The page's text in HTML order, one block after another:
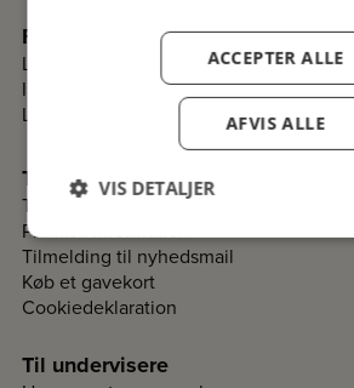
Folkeuniversitetskomitéer
Lav en komité i dit lokalområde
Information til komiteer
Login til komitéer
Til deltagere
Tilmelding og betaling
Praktisk information
Tilmelding til nyhedsmail
Køb et gavekort
Cookiedeklaration
Til undervisere
ACCEPTER ALLE
AFVIS ALLE
VIS DETALJER